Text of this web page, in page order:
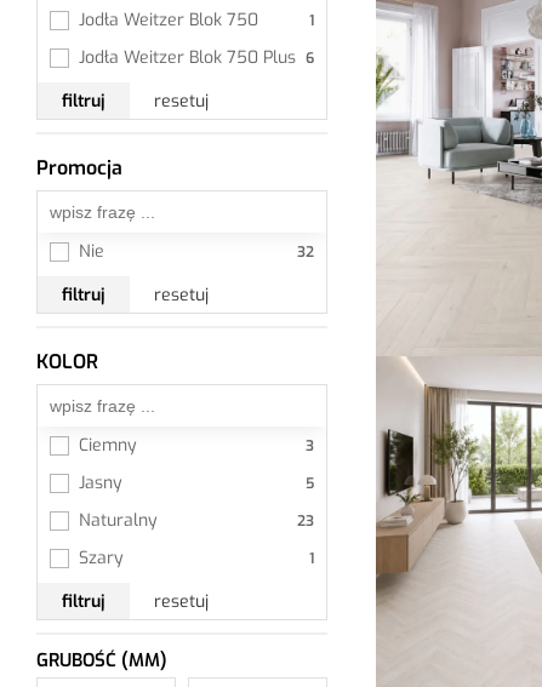
Jodła Weitzer Blok 750
Jodła Weitzer Blok 750 Plus
filtruj
resetuj
Promocja
Nie
filtruj
resetuj
KOLOR
Ciemny
Jasny
Naturalny
Szary
filtruj
resetuj
GRUBOŚĆ (MM)